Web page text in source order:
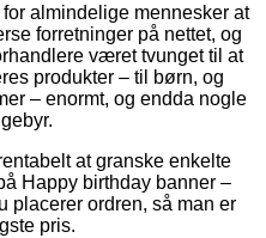
almindelige mennesker at
forretninger på nettet, og
været tvunget til at
produkter – til børn, og
– enormt, og endda nogle
at granske enkelte
Happy birthday banner –
placerer ordren, så man er
pris.